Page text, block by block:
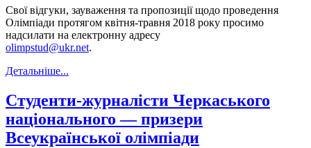
Свої відгуки, зауваження та пропозиції щодо проведення
Олімпіади протягом квітня-травня 2018 року просимо
надсилати на електронну адресу
olimpstud@ukr.net.
Детальніше...
Студенти-журналісти Черкаського
національного — призери
Всеукраїнської олімпіади